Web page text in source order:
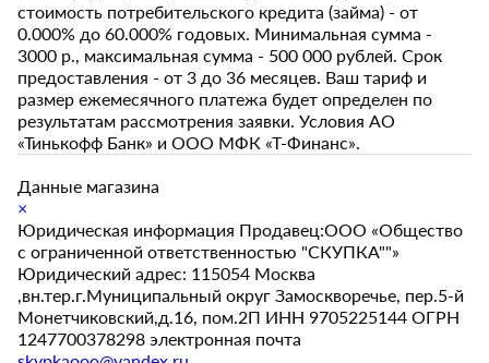
стоимость потребительского кредита (займа) - от
0.000% до 60.000% годовых. Минимальная сумма -
3000 р., максимальная сумма - 500 000 рублей. Срок
предоставления - от 3 до 36 месяцев. Ваш тариф и
размер ежемесячного платежа будет определен по
результатам рассмотрения заявки. Условия АО
«Тинькофф Банк» и ООО МФК «Т-Финанс».
Данные магазина
×
Юридическая информация Продавец:ООО «Общество
с ограниченной ответственностью "СКУПКА""»
Юридический адрес: 115054 Москва
,вн.тер.г.Муниципальный округ Замоскворечье, пер.5-й
Монетчиковский,д.16, пом.2П ИНН 9705225144 ОГРН
1247700378298 электронная почта